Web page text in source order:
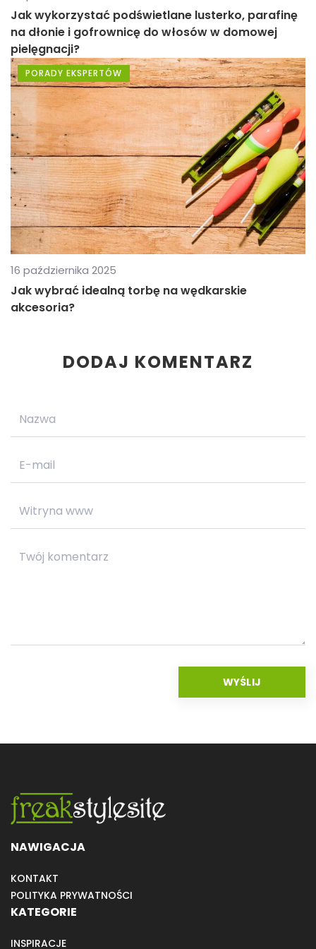
Jak wykorzystać podświetlane lusterko, parafinę
na dłonie i gofrownicę do włosów w domowej
pielęgnacji?
PORADY EKSPERTÓW
16 października 2025
Jak wybrać idealną torbę na wędkarskie
akcesoria?
DODAJ KOMENTARZ
NAWIGACJA
KONTAKT
POLITYKA PRYWATNOŚCI
KATEGORIE
INSPIRACJE